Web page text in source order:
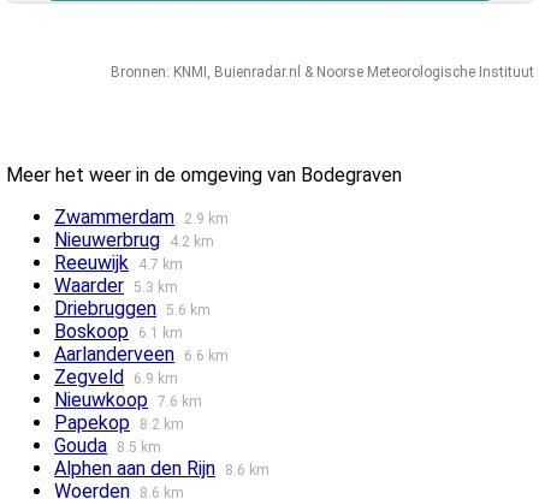
Bronnen: KNMI , Buienradar.nl & Noorse Meteorologische Instituut
Meer het weer in de omgeving van Bodegraven
Zwammerdam
2.9 km
Nieuwerbrug 4.2 km
Reeuwijk 4.7 km
Waarder 5.3 km
Driebruggen 5.6 km
Boskoop 6.1 km
Aarlanderveen 6.6 km
Zegveld 6.9 km
Nieuwkoop 7.6 km
Papekop 8.2 km
Gouda 8.5 km
Alphen aan den Rijn 8.6 km
Woerden 8.6 km